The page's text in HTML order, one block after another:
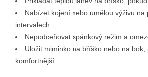
Nabízet kojení nebo umělou výživu na
intervalech
Nepodceňovat spánkový režim a
Uložit miminko na bříško nebo na bok,
komfortnější